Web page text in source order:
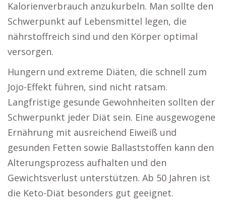
Kalorienverbrauch anzukurbeln. Man sollte den
Schwerpunkt auf Lebensmittel legen, die
nährstoffreich sind und den Körper optimal
versorgen.
Hungern und extreme Diäten, die schnell zum
Jojo-Effekt führen, sind nicht ratsam.
Langfristige gesunde Gewohnheiten sollten der
Schwerpunkt jeder Diät sein. Eine ausgewogene
Ernährung mit ausreichend Eiweiß und
gesunden Fetten sowie Ballaststoffen kann den
Alterungsprozess aufhalten und den
Gewichtsverlust unterstützen. Ab 50 Jahren ist
die Keto-Diät besonders gut geeignet.